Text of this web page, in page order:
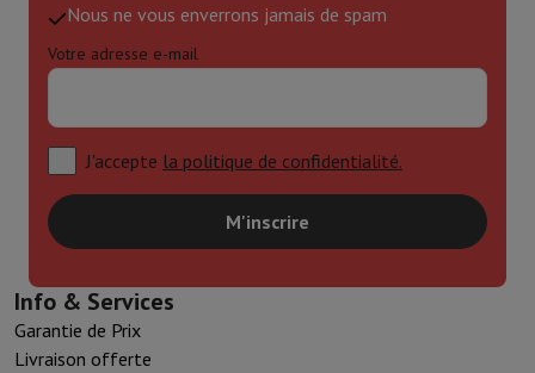
Nous ne vous enverrons jamais de spam
Votre adresse e-mail
J'accepte la politique de confidentialité.
M'inscrire
Info & Services
Garantie de Prix
Livraison offerte